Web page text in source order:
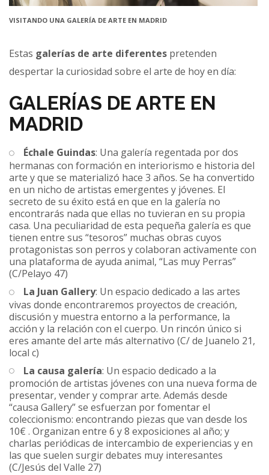
VISITANDO UNA GALERÍA DE ARTE EN MADRID
Estas galerías de arte diferentes pretenden
despertar la curiosidad sobre el arte de hoy en día:
GALERÍAS DE ARTE EN
MADRID
Échale Guindas: Una galería regentada por dos
hermanas con formación en interiorismo e historia del
arte y que se materializó hace 3 años. Se ha convertido
en un nicho de artistas emergentes y jóvenes. El
secreto de su éxito está en que en la galería no
encontrarás nada que ellas no tuvieran en su propia
casa. Una peculiaridad de esta pequeña galería es que
tienen entre sus “tesoros” muchas obras cuyos
protagonistas son perros y colaboran activamente con
una plataforma de ayuda animal, “Las muy Perras”
(C/Pelayo 47)
La Juan Gallery: Un espacio dedicado a las artes
vivas donde encontraremos proyectos de creación,
discusión y muestra entorno a la performance, la
acción y la relación con el cuerpo. Un rincón único si
eres amante del arte más alternativo (C/ de Juanelo 21,
local c)
La causa galería: Un espacio dedicado a la
promoción de artistas jóvenes con una nueva forma de
presentar, vender y comprar arte. Además desde
“causa Gallery” se esfuerzan por fomentar el
coleccionismo: encontrando piezas que van desde los
10€ . Organizan entre 6 y 8 exposiciones al año; y
charlas periódicas de intercambio de experiencias y en
las que suelen surgir debates muy interesantes
(C/Jesús del Valle 27)